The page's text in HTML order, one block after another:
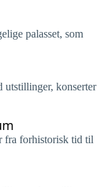
palasset, som
utstillinger, konserter
fra forhistorisk tid til